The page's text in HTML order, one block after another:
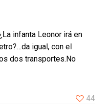
infanta Leonor irá en
igual, con el
dos transportes.No
44